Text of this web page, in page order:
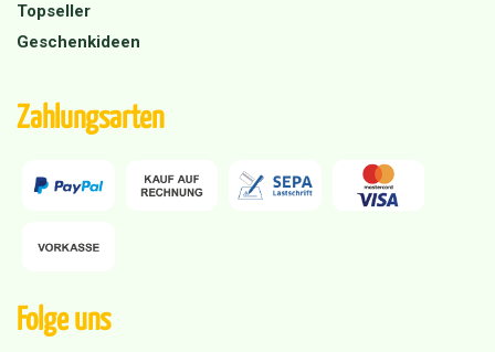
Topseller
Geschenkideen
Zahlungsarten
Folge uns